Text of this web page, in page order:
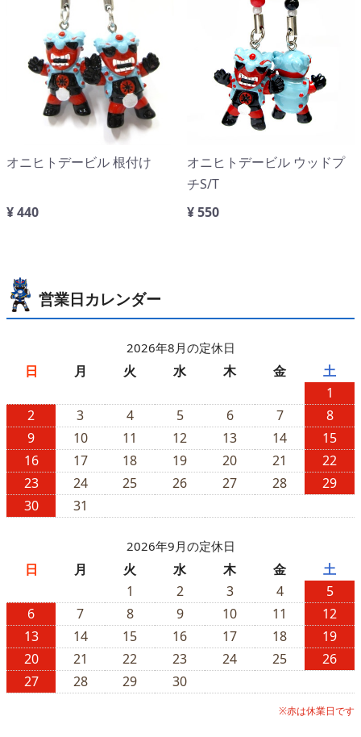
オニヒトデービル 根付け
¥ 440
オニヒトデービル ウッドプ
チS/T
¥ 550
営業日カレンダー
2026年8月の定休日
日 月 火 水 木 金
土
1
2
3 4 5 6 7
8
9
10 11 12 13 14
15
16
17 18 19 20 21
22
23
24 25 26 27 28
29
30
31
2026年9月の定休日
日 月 火 水 木 金
土
1
2 3 4
5
6
7 8 9 10 11
12
13
14 15 16 17 18
19
20
21 22 23 24 25
26
27
28 29 30
※赤は休業日です